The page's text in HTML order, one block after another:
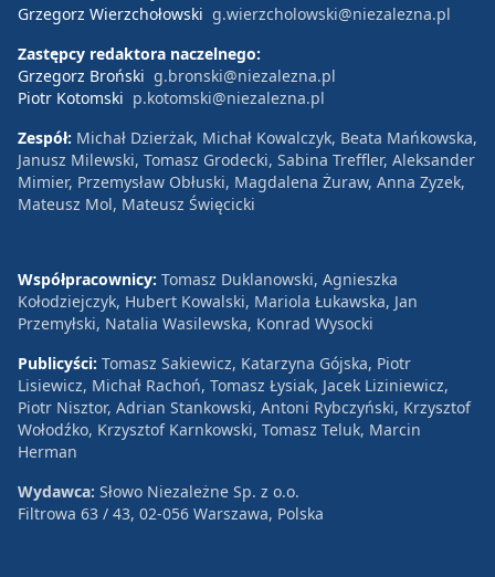
Grzegorz Wierzchołowski g.wierzcholowski@niezalezna.pl
Zastępcy redaktora naczelnego:
Grzegorz Broński g.bronski@niezalezna.pl
Piotr Kotomski p.kotomski@niezalezna.pl
Zespół: Michał Dzierżak, Michał Kowalczyk, Beata Mańkowska,
Janusz Milewski, Tomasz Grodecki, Sabina Treffler, Aleksander
Mimier, Przemysław Obłuski, Magdalena Żuraw, Anna Zyzek,
Mateusz Mol, Mateusz Święcicki
Współpracownicy: Tomasz Duklanowski, Agnieszka
Kołodziejczyk, Hubert Kowalski, Mariola Łukawska, Jan
Przemyłski, Natalia Wasilewska, Konrad Wysocki
Publicyści: Tomasz Sakiewicz, Katarzyna Gójska, Piotr
Lisiewicz, Michał Rachoń, Tomasz Łysiak, Jacek Liziniewicz,
Piotr Nisztor, Adrian Stankowski, Antoni Rybczyński, Krzysztof
Wołodźko, Krzysztof Karnkowski, Tomasz Teluk, Marcin
Herman
Wydawca: Słowo Niezależne Sp. z o.o.
Filtrowa 63 / 43, 02-056 Warszawa, Polska